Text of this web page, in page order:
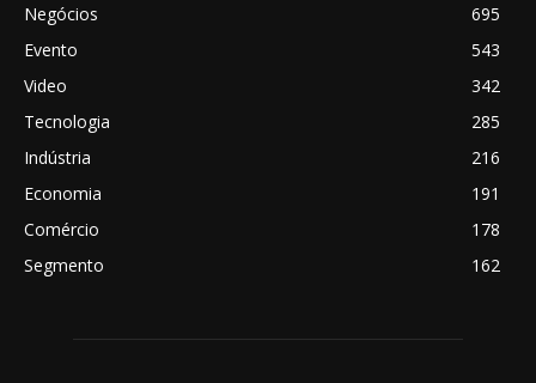
Negócios
695
Evento
543
Video
342
Tecnologia
285
Indústria
216
Economia
191
Comércio
178
Segmento
162